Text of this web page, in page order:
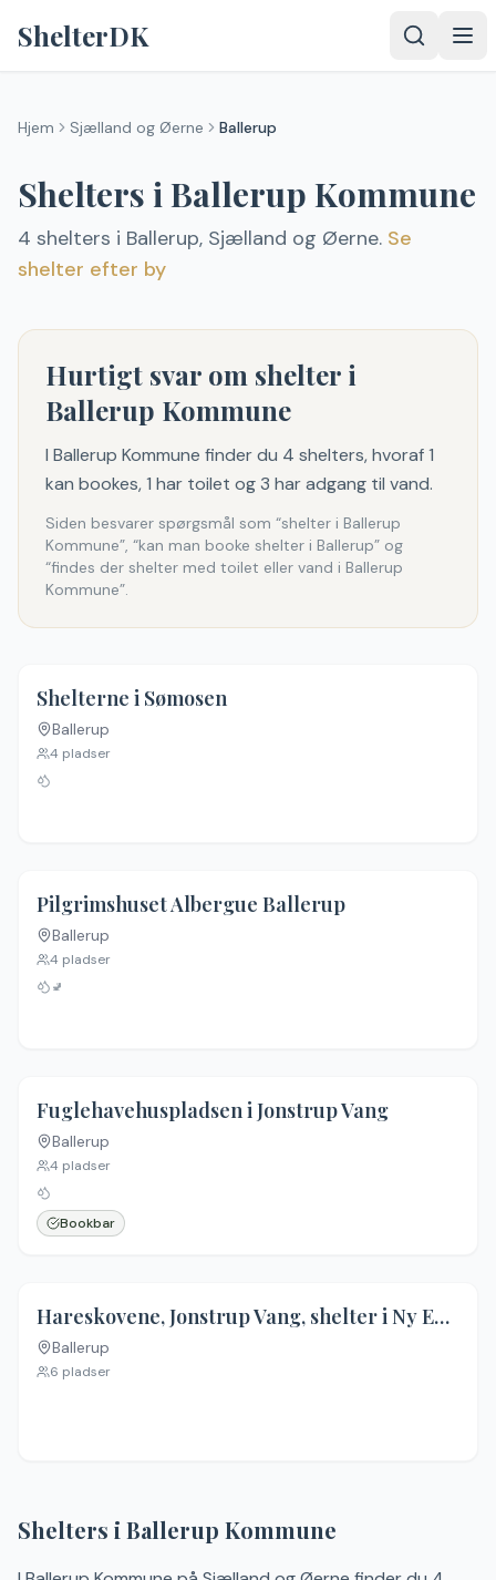
ShelterDK
Hjem Sjælland og Øerne Ballerup
Shelters iBallerup Kommune
4 shelters i Ballerup, Sjælland og Øerne. Se
shelter efter by
Hurtigt svar om shelter i
Ballerup Kommune
I Ballerup Kommune finder du 4 shelters, hvoraf 1
kan bookes, 1 har toilet og 3 har adgang til vand.
Siden besvarer spørgsmål som “shelter i Ballerup
Kommune”, “kan man booke shelter i Ballerup” og
“findes der shelter med toilet eller vand i Ballerup
Kommune”.
Shelterne i Sømosen
Ballerup
4 pladser
Pilgrimshuset Albergue Ballerup
Ballerup
4 pladser
🚽
Ingen billeder
Fuglehavehuspladsen i Jonstrup Vang
Ballerup
4 pladser
Bookbar
Ingen billeder
3.7Hareskovene, Jonstrup Vang, shelter i Ny Egebjergene
Ballerup
6 pladser
Shelters i Ballerup Kommune